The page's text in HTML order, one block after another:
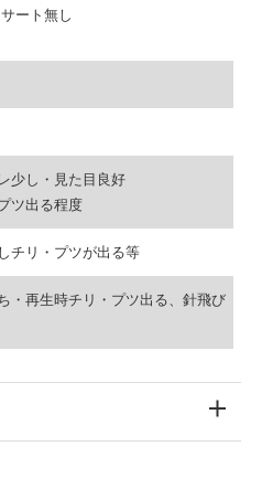
ート無し
少し・見た目良好
ツ出る程度
チリ・プツが出る等
・再生時チリ・プツ出る、針飛び